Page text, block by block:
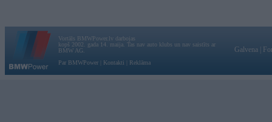
Vortāls BMWPower.lv darbojas
kopš 2002. gada 14. maija. Tas nav auto klubs un nav saistīts ar
BMW AG.
Par BMWPower
Kontakti Reklāma
Galvena